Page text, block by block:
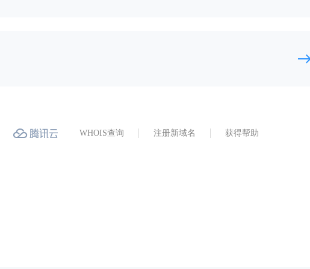
WHOIS查询 注册新域名 获得帮助